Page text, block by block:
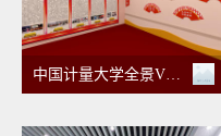
中国计量大学全景VR党史党建馆